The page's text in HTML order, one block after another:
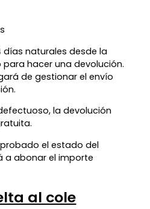
días naturales desde la
hacer una devolución.
de gestionar el envío
la devolución
el estado del
a abonar el importe
al cole
5% de descuento